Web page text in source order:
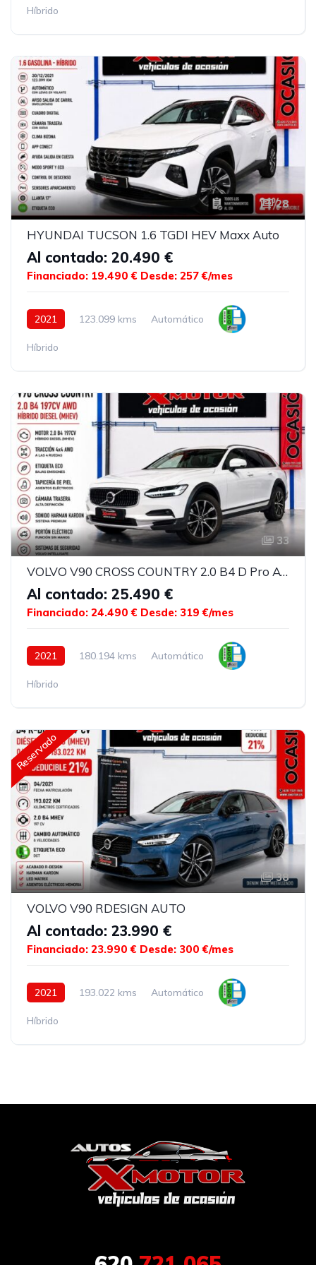
Híbrido
28
HYUNDAI TUCSON 1.6 TGDI HEV Maxx Auto
Al contado: 20.490 €
Financiado: 19.490 € Desde: 257 €/mes
2021 123.099 kms Automático
Híbrido
33
VOLVO V90 CROSS COUNTRY 2.0 B4 D Pro AWD Auto
Al contado: 25.490 €
Financiado: 24.490 € Desde: 319 €/mes
2021 180.194 kms Automático
Híbrido
Reservado
38
VOLVO V90 RDESIGN AUTO
Al contado: 23.990 €
Financiado: 23.990 € Desde: 300 €/mes
2021 193.022 kms Automático
Híbrido